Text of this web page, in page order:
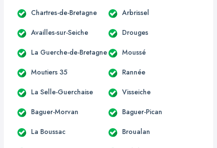
Chartres-de-Bretagne Arbrissel
Availles-sur-Seiche Drouges
La Guerche-de-Bretagne Moussé
Moutiers 35 Rannée
La Selle-Guerchaise Visseiche
Baguer-Morvan Baguer-Pican
La Boussac Broualan